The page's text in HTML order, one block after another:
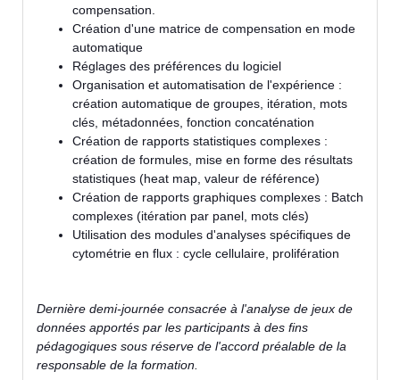
compensation.
Création d'une matrice de compensation en mode
automatique
Réglages des préférences du logiciel
Organisation et automatisation de l'expérience :
création automatique de groupes, itération, mots
clés, métadonnées, fonction concaténation
Création de rapports statistiques complexes :
création de formules, mise en forme des résultats
statistiques (heat map, valeur de référence)
Création de rapports graphiques complexes : Batch
complexes (itération par panel, mots clés)
Utilisation des modules d'analyses spécifiques de
cytométrie en flux : cycle cellulaire, prolifération
Dernière demi-journée consacrée à l'analyse de jeux de
données apportés par les participants à des fins
pédagogiques sous réserve de l'accord préalable de la
responsable de la formation.